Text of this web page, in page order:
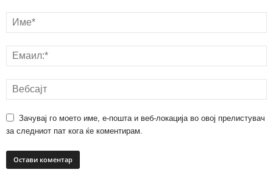
Зачувај го моето име, е-пошта и веб-локација во овој прелистувач
за следниот пат кога ќе коментирам.